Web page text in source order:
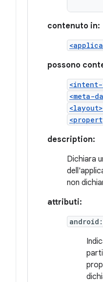
contenuto in:
possono
<meta-
<layout>
description:
Dichiara
non
attributi: